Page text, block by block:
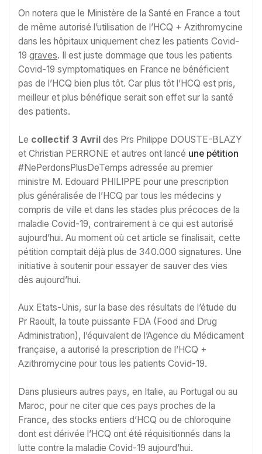
On notera que le Ministère de la Santé en France a tout
de même autorisé l’utilisation de l’HCQ + Azithromycine
dans les hôpitaux uniquement chez les patients Covid-
19 graves. Il est juste dommage que tous les patients
Covid-19 symptomatiques en France ne bénéficient
pas de l’HCQ bien plus tôt. Car plus tôt l’HCQ est pris,
meilleur et plus bénéfique serait son effet sur la santé
des patients.
Le collectif 3 Avril des Prs Philippe DOUSTE-BLAZY
et Christian PERRONE et autres ont lancé une pétition
#NePerdonsPlusDeTemps adressée au premier
ministre M. Edouard PHILIPPE pour une prescription
plus généralisée de l’HCQ par tous les médecins y
compris de ville et dans les stades plus précoces de la
maladie Covid-19, contrairement à ce qui est autorisé
aujourd’hui. Au moment où cet article se finalisait, cette
pétition comptait déjà plus de 340.000 signatures. Une
initiative à soutenir pour essayer de sauver des vies
dès aujourd’hui.
Aux Etats-Unis, sur la base des résultats de l’étude du
Pr Raoult, la toute puissante FDA (Food and Drug
Administration), l’équivalent de l’Agence du Médicament
française, a autorisé la prescription de l’HCQ +
Azithromycine pour tous les patients Covid-19.
Dans plusieurs autres pays, en Italie, au Portugal ou au
Maroc, pour ne citer que ces pays proches de la
France, des stocks entiers d’HCQ ou de chloroquine
dont est dérivée l’HCQ ont été réquisitionnés dans la
lutte contre la maladie Covid-19 aujourd’hui.